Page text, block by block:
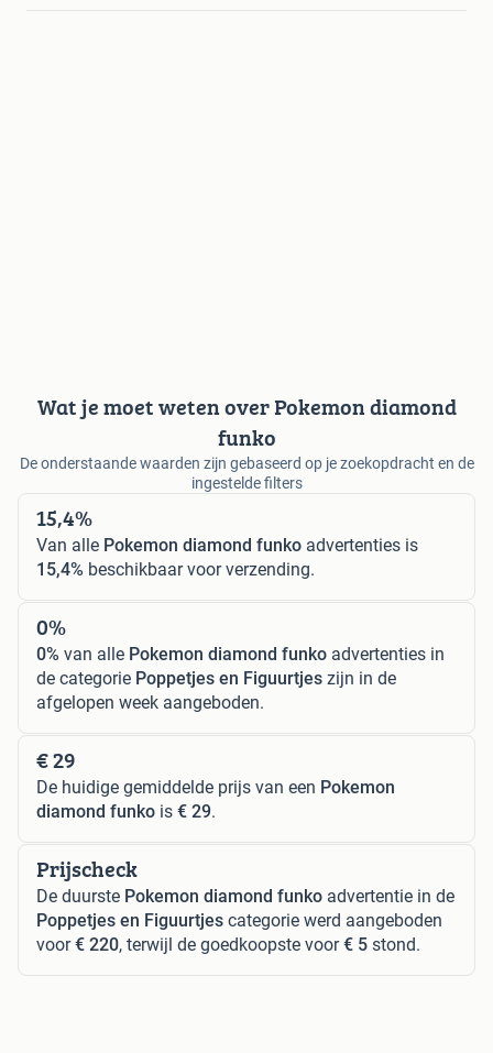
Wat je moet weten over Pokemon diamond
funko
De onderstaande waarden zijn gebaseerd op je zoekopdracht en de
ingestelde filters
15,4%
Van alle Pokemon diamond funko advertenties is
15,4% beschikbaar voor verzending.
0%
0% van alle Pokemon diamond funko advertenties in
de categorie Poppetjes en Figuurtjes zijn in de
afgelopen week aangeboden.
€ 29
De huidige gemiddelde prijs van een Pokemon
diamond funko is € 29.
Prijscheck
De duurste Pokemon diamond funko advertentie in de
Poppetjes en Figuurtjes categorie werd aangeboden
voor€ 220, terwijl de goedkoopste voor€ 5 stond.